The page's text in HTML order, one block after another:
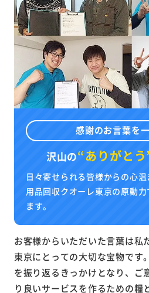
感謝のお言葉を
沢山の“ありがとう
日々寄せられる皆様からの心
用品回収クオーレ東京の原動
ます。
お客様からいただいた言葉は私
東京にとっての大切な宝物です
を振り返るきっかけとなり、ご
り良いサービスを作るための糧